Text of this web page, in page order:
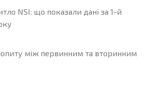
NSI: що показали дані за 1-й
між первинним та вторинним